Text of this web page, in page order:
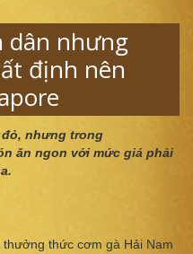
dân nhưng
định nên
nhưng trong
ăn ngon với mức giá phải
thưởng thức cơm gà Hải Nam